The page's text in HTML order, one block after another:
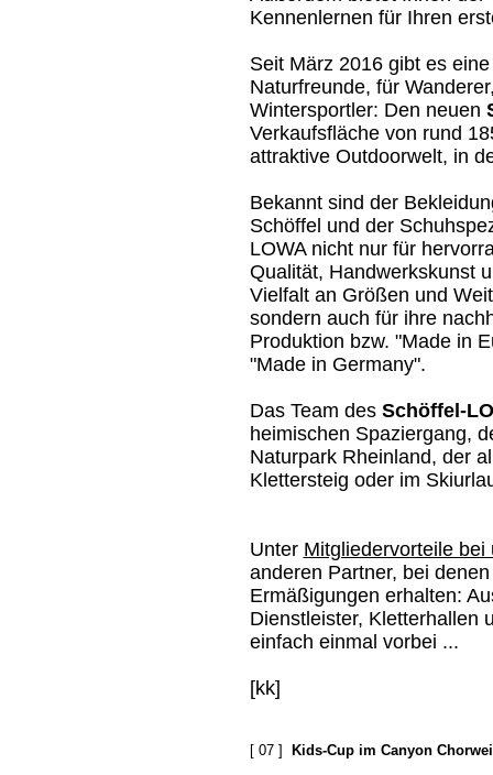
Kennenlernen für Ihren
Seit März 2016 gibt es
Naturfreunde, für
Wintersportler: Den neuen
Verkaufsfläche von rund
attraktive Outdoorwelt, in
Bekannt sind der
Schöffel und der
LOWA nicht nur für
Qualität, Handwerkskunst
Vielfalt an Größen und
sondern auch für ihre
Produktion bzw. "Made in
"Made in Germany".
Das Team des Schöffel-
heimischen Spaziergang,
Naturpark Rheinland, der
Klettersteig oder im
Unter Mitgliedervorteile bei
anderen Partner, bei
Ermäßigungen erhalten:
Dienstleister, Kletterhallen
einfach einmal vorbei ...
[kk]
[ 07 ] Kids-Cup im Canyon